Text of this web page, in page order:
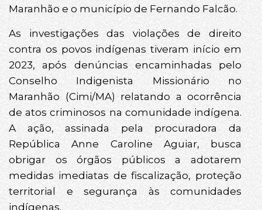
Maranhão e o município de Fernando Falcão.
As investigações das violações de direito
contra os povos indígenas tiveram início em
2023, após denúncias encaminhadas pelo
Conselho Indigenista Missionário no
Maranhão (Cimi/MA) relatando a ocorrência
de atos criminosos na comunidade indígena.
A ação, assinada pela procuradora da
República Anne Caroline Aguiar, busca
obrigar os órgãos públicos a adotarem
medidas imediatas de fiscalização, proteção
territorial e segurança às comunidades
indígenas.